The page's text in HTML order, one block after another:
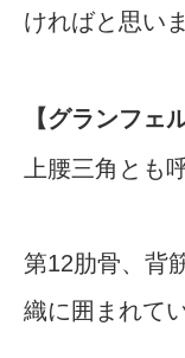
ければと思い
【グランフェ
上腰三角とも
第12肋骨、背
織に囲まれて